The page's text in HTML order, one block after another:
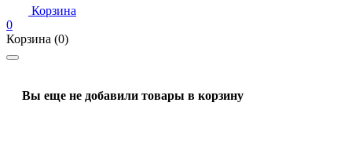
Корзина
0
Корзина (0)
Вы еще не добавили товары в корзину